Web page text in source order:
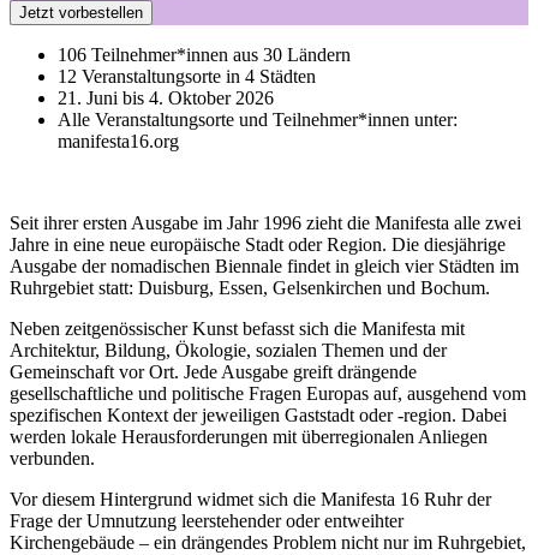
Jetzt vorbestellen
106 Teilnehmer*innen aus 30 Ländern
12 Veranstaltungsorte in 4 Städten
21. Juni bis 4. Oktober 2026
Alle Veranstaltungsorte und Teilnehmer*innen unter:
manifesta16.org
Seit ihrer ersten Ausgabe im Jahr 1996 zieht die Manifesta alle zwei
Jahre in eine neue europäische Stadt oder Region. Die diesjährige
Ausgabe der nomadischen Biennale findet in gleich vier Städten im
Ruhrgebiet statt: Duisburg, Essen, Gelsenkirchen und Bochum.
Neben zeitgenössischer Kunst befasst sich die Manifesta mit
Architektur, Bildung, Ökologie, sozialen Themen und der
Gemeinschaft vor Ort. Jede Ausgabe greift drängende
gesellschaftliche und politische Fragen Europas auf, ausgehend vom
spezifischen Kontext der jeweiligen Gaststadt oder -region. Dabei
werden lokale Herausforderungen mit überregionalen Anliegen
verbunden.
Vor diesem Hintergrund widmet sich die Manifesta 16 Ruhr der
Frage der Umnutzung leerstehender oder entweihter
Kirchengebäude – ein drängendes Problem nicht nur im Ruhrgebiet,